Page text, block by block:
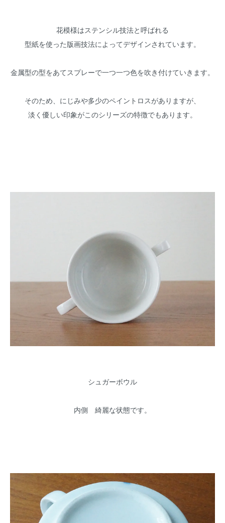
花模様はステンシル技法と呼ばれる
型紙を使った版画技法によってデザインされています。
金属型の型をあてスプレーで一つ一つ色を吹き付けていきます。
そのため、にじみや多少のペイントロスがありますが、
淡く優しい印象がこのシリーズの特徴でもあります。
シュガーボウル
内側 綺麗な状態です。